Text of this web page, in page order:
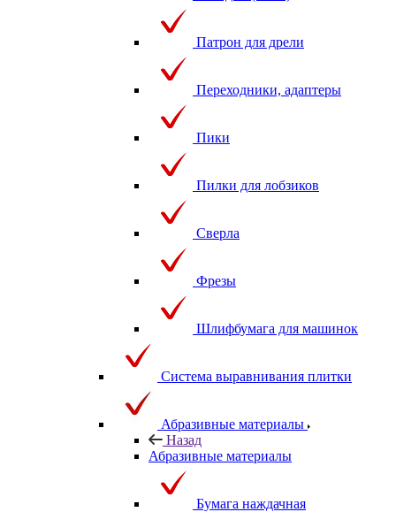
Патрон для дрели
Переходники, адаптеры
Пики
Пилки для лобзиков
Сверла
Фрезы
Шлифбумага для машинок
Система выравнивания плитки
Абразивные материалы
Назад
Абразивные материалы
Бумага наждачная